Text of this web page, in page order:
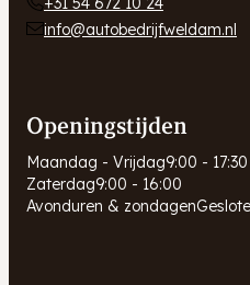
info@autobedrijfweldam.nl
Openingstijden
Maandag - Vrijdag9:00 - 17:30
Zaterdag9:00 - 16:00
Avonduren & zondagen